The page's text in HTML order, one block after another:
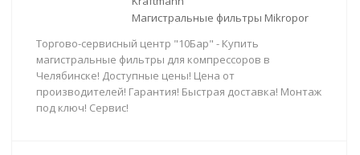
Магистральные фильтры Mikropor
Торгово-сервисный центр "10Бар" - Купить
магистральные фильтры для компрессоров в
Челябинске! Доступные цены! Цена от
производителей! Гарантия! Быстрая доставка! Монтаж
под ключ! Сервис!